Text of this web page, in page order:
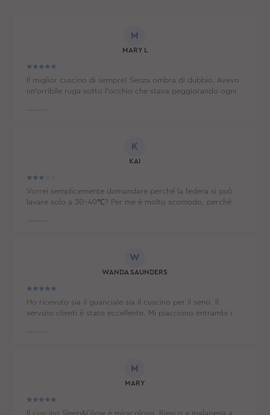
M
MARY L
Il miglior cuscino di sempre! Senza ombra di dubbio. Avevo
un'orribile ruga sotto l'occhio che stava peggiorando ogni
K
KAI
Vorrei semplicemente domandare perché la federa si può
lavare solo a 30-40℃? Per me è molto scomodo, perché
W
WANDA SAUNDERS
Ho ricevuto sia il guanciale sia il cuscino per il seno. Il
servizio clienti è stato eccellente. Mi piacciono entrambi i
M
MARY
Il cuscino Sleep&Glow è miracoloso. Riesco a malapena a